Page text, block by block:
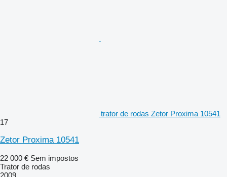
trator de rodas Zetor Proxima 10541
17
Zetor Proxima 10541
22 000 € Sem impostos
Trator de rodas
2009